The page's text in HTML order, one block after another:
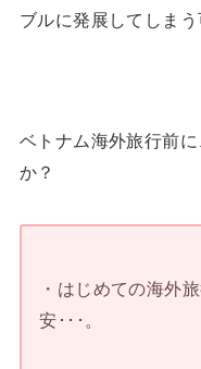
ブルに発展してしまう
ベトナム海外旅行前
か？
・はじめての海外
安･･･。